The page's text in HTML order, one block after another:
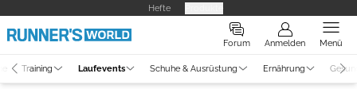
Hefte
Forum Anmelden Menü
Training Laufevents Schuhe & Ausrüstung Ernährung